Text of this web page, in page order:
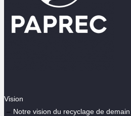
Vision
Notre vision du recyclage de demain